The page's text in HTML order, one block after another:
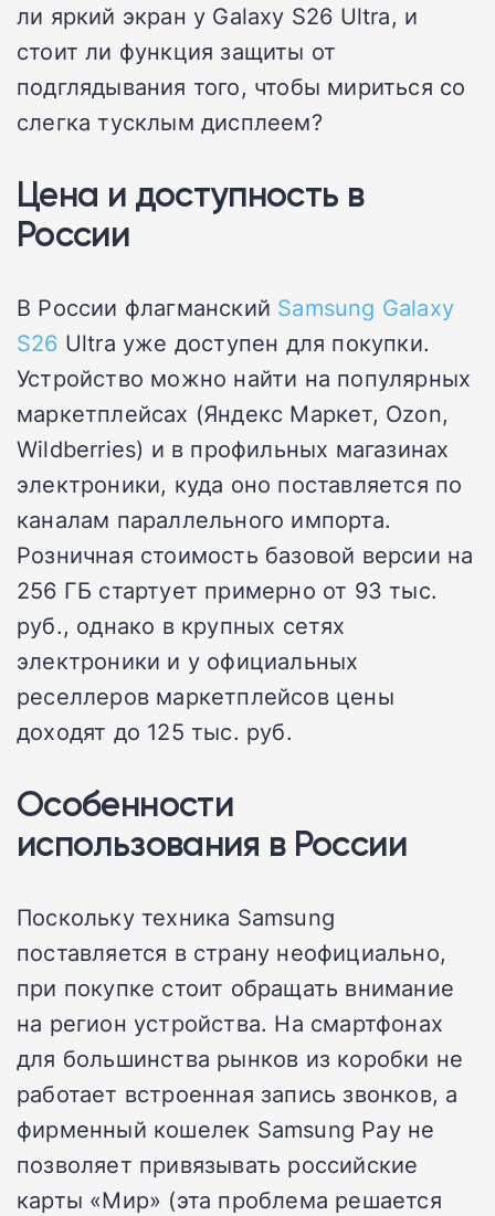
ли яркий экран у Galaxy S26 Ultra, и
стоит ли функция защиты от
подглядывания того, чтобы мириться со
слегка тусклым дисплеем?
Цена и доступность в
России
В России флагманский Samsung Galaxy
S26 Ultra уже доступен для покупки.
Устройство можно найти на популярных
маркетплейсах (Яндекс Маркет, Ozon,
Wildberries) и в профильных магазинах
электроники, куда оно поставляется по
каналам параллельного импорта.
Розничная стоимость базовой версии на
256 ГБ стартует примерно от 93 тыс.
руб., однако в крупных сетях
электроники и у официальных
реселлеров маркетплейсов цены
доходят до 125 тыс. руб.
Особенности
использования в России
Поскольку техника Samsung
поставляется в страну неофициально,
при покупке стоит обращать внимание
на регион устройства. На смартфонах
для большинства рынков из коробки не
работает встроенная запись звонков, а
фирменный кошелек Samsung Pay не
позволяет привязывать российские
карты «Мир» (эта проблема решается